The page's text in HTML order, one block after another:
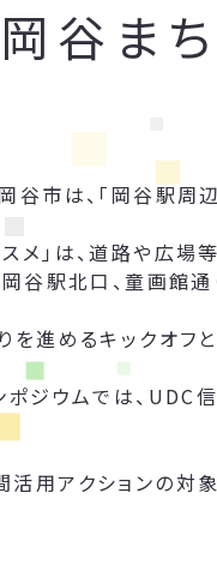
岡谷
谷市は、「岡谷駅周
メ」は、道路や広
谷駅北口、童画館通
を進めるキックオフ
ポジウムでは、
用アクションの対